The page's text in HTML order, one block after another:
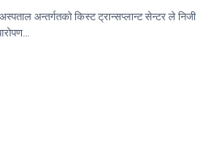
अन्तर्गतको किस्ट ट्रान्सप्लान्ट सेन्टर ले निजी